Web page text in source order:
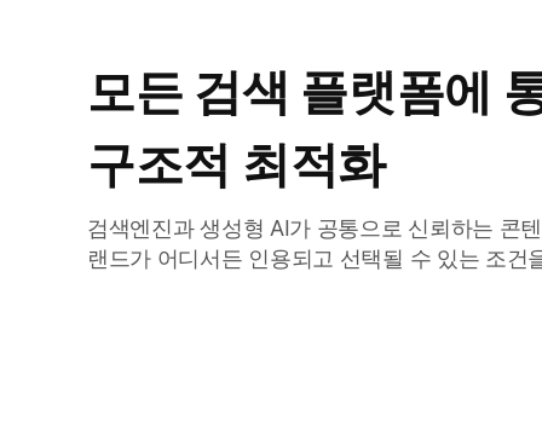
모든 검색 플랫폼에
구조적 최적화
검색엔진과 생성형 AI가 공통으로 신뢰하는 콘
랜드가 어디서든 인용되고 선택될 수 있는 조건